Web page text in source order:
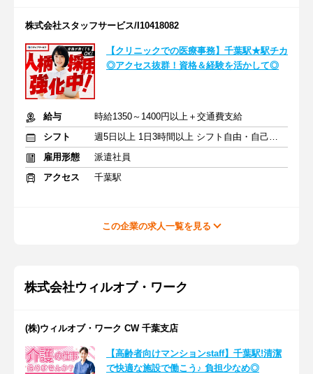
株式会社スタッフサービス/I10418082
【クリニックでの医療事務】千葉駅★駅チカ
◎アクセス抜群！資格＆経験を活かして◎
給与
時給1350～1400円以上＋交通費支給
シフト
週5日以上 1日3時間以上 シフト自由・自己申告
雇用形態
派遣社員
アクセス
千葉駅
この企業の求人一覧を見る
株式会社ウィルオブ・ワーク
(株)ウィルオブ・ワーク CW 千葉支店
【高齢者向けマンションstaff】千葉駅!清潔
で快適な施設で働こう♪ 負担少なめ◎